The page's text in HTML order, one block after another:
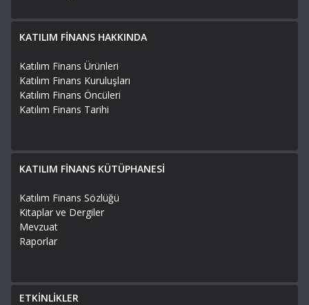
KATILIM FİNANS HAKKINDA
Katılım Finans Ürünleri
Katılım Finans Kuruluşları
Katılım Finans Öncüleri
Katılım Finans Tarihi
KATILIM FİNANS KÜTÜPHANESİ
Katılım Finans Sözlüğü
Kitaplar ve Dergiler
Mevzuat
Raporlar
ETKİNLİKLER